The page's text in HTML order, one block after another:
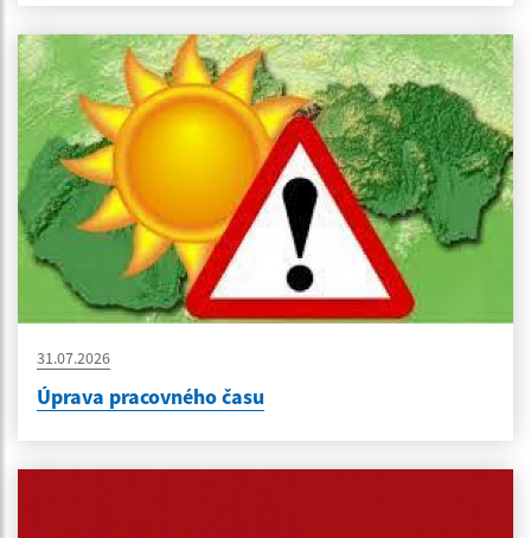
31.07.2026
Úprava pracovného času